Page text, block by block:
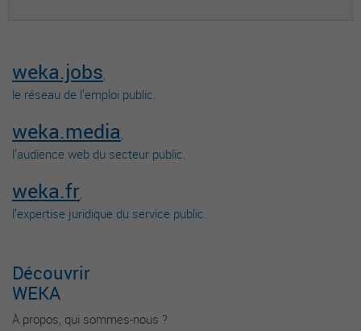
weka.jobs,
le réseau de l’emploi public.
weka.media,
l’audience web du secteur public.
weka.fr,
l’expertise juridique du service public.
Découvrir
WEKA
À propos, qui sommes-nous ?